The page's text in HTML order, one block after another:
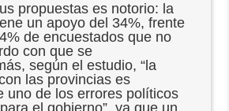
propuestas es notorio: la
un apoyo del 34%, frente
de encuestados que no
con que se
según el estudio, “la
las provincias es
uno de los errores políticos